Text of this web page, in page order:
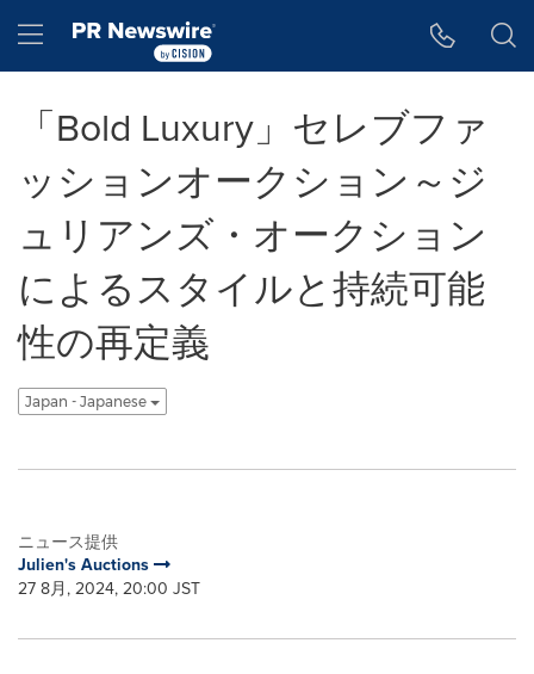
Hamburger menu
「Bold Luxury」セレブファ
ッションオークション～ジ
ュリアンズ・オークション
によるスタイルと持続可能
性の再定義
Japan - Japanese
ニュース提供
Julien's Auctions
27 8月, 2024, 20:00 JST